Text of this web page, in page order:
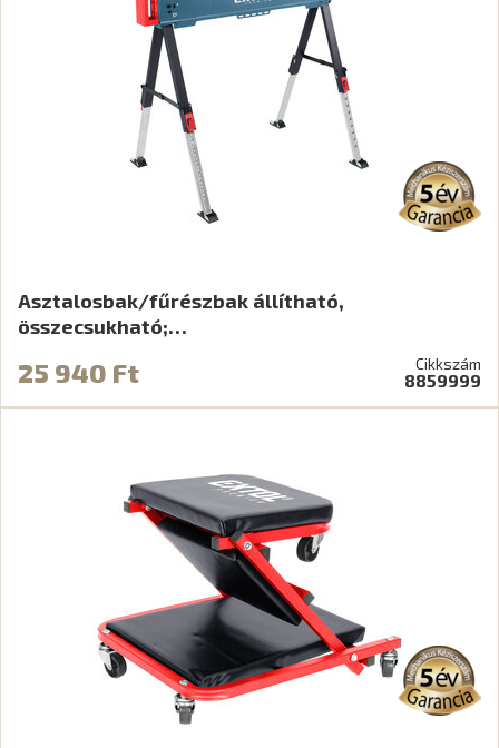
Asztalosbak/fűrészbak állítható,
összecsukható;…
25 940 Ft Cikkszám
8859999